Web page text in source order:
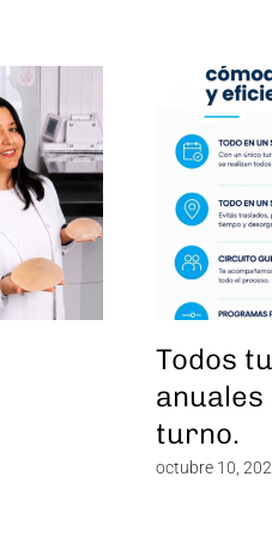
Todos
anuales
turno.
octubre 10,